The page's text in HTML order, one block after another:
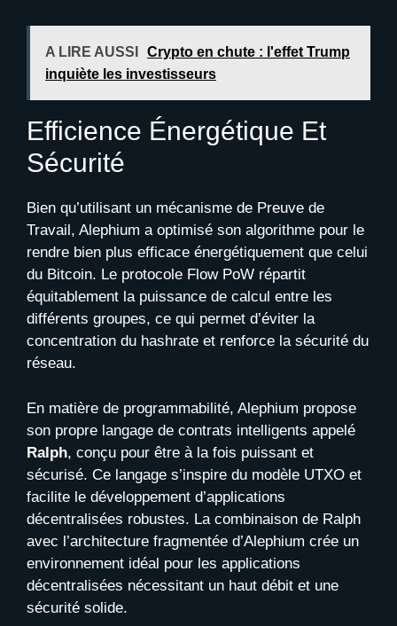
A LIRE AUSSI
Crypto en chute : l'effet Trump
inquiète les investisseurs
Efficience Énergétique Et
Sécurité
Bien qu’utilisant un mécanisme de Preuve de
Travail, Alephium a optimisé son algorithme pour le
rendre bien plus efficace énergétiquement que celui
du Bitcoin. Le protocole Flow PoW répartit
équitablement la puissance de calcul entre les
différents groupes, ce qui permet d’éviter la
concentration du hashrate et renforce la sécurité du
réseau.
En matière de programmabilité, Alephium propose
son propre langage de contrats intelligents appelé
Ralph, conçu pour être à la fois puissant et
sécurisé. Ce langage s’inspire du modèle UTXO et
facilite le développement d’applications
décentralisées robustes. La combinaison de Ralph
avec l’architecture fragmentée d’Alephium crée un
environnement idéal pour les applications
décentralisées nécessitant un haut débit et une
sécurité solide.